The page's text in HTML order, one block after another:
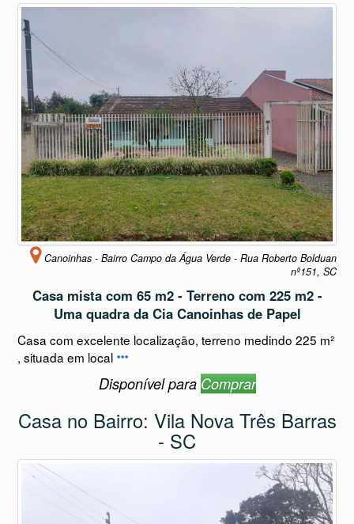
Canoinhas - Bairro Campo da Água Verde - Rua Roberto Bolduan
nº151, SC
Casa mista com 65 m2 - Terreno com 225 m2 -
Uma quadra da Cia Canoinhas de Papel
Casa com excelente localização, terreno medindo 225 m²
, situada em local
Disponível para Comprar
Casa no Bairro: Vila Nova Três Barras
- SC